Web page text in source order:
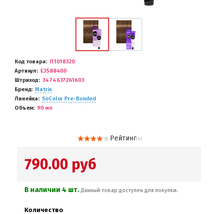
Код товара
П1018320
Артикул
E3588400
Штриход
3474637261603
Бренд
Matrix
Линейка
SoColor Pre-Bonded
Объем
90 мл
Рейтинг( 6 )
790.00 руб
В наличии 4 шт. Данный товар доступен для покупки.
Количество